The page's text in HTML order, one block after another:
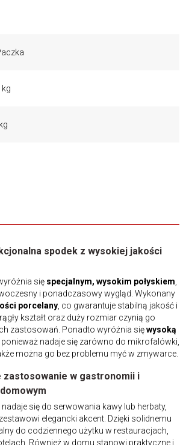
spodek z wysokiej jakości
się specjalnym, wysokim połyskiem
i ponadczasowy wygląd. Wykonany
porcelany , co gwarantuje stabilną jakość i
kształt oraz duży rozmiar czynią go
zastosowań. Ponadto wyróżnia sięwysoką
, ponieważ nadaje się zarówno do mikrofalówki,
można go bez problemu myć w zmywarce.
zastosowanie w gastronomii i
się do serwowania kawy lub herbaty,
elegancki akcent. Dzięki solidnemu
do codziennego użytku w restauracjach,
Również w domu stanowi praktyczne i
kg